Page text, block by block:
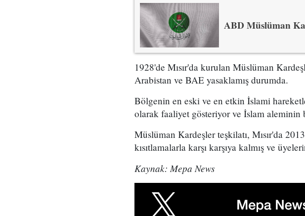
ABD Müslüman
1928'de Mısır'da kurulan Müslüman
Arabistan ve BAE yasaklamış durumda.
Bölgenin en eski ve en etkin İslami
olarak faaliyet gösteriyor ve İslam aleminin
Müslüman Kardeşler teşkilatı, Mısır'da
kısıtlamalarla karşı karşıya kalmış ve
Kaynak: Mepa News